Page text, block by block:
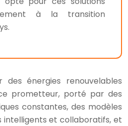
à la transition
des énergies renouvelables
prometteur, porté par des
constantes, des modèles
intelligents et collaboratifs, et